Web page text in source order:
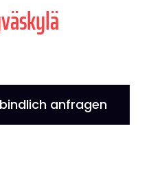
anfragen